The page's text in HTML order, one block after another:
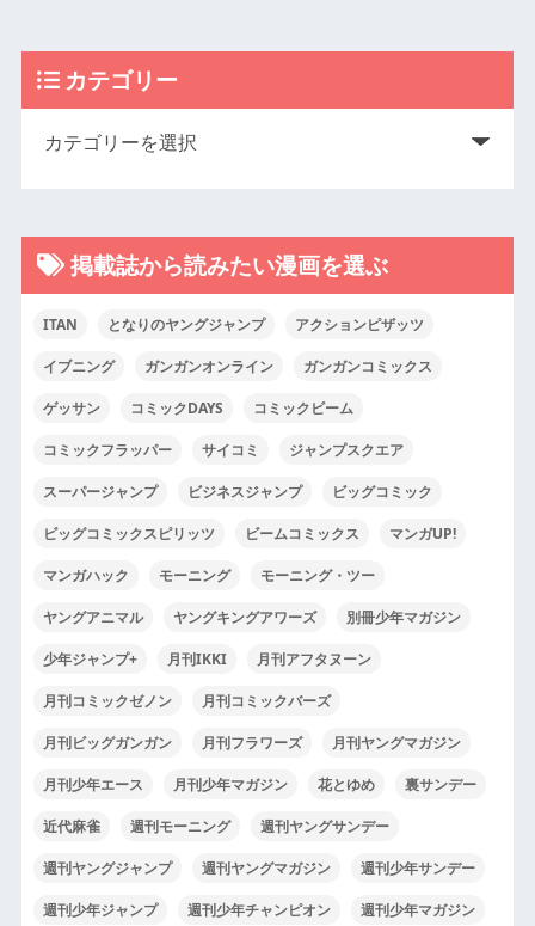
カテゴリー
掲載誌から読みたい漫画を選ぶ
ITAN となりのヤングジャンプ アクションピザッツ
イブニング ガンガンオンライン ガンガンコミックス
ゲッサン コミックDAYS コミックビーム
コミックフラッパー サイコミ ジャンプスクエア
スーパージャンプ ビジネスジャンプ ビッグコミック
ビッグコミックスピリッツ ビームコミックス マンガUP!
マンガハック モーニング モーニング・ツー
ヤングアニマル ヤングキングアワーズ 別冊少年マガジン
少年ジャンプ+ 月刊IKKI 月刊アフタヌーン
月刊コミックゼノン 月刊コミックバーズ
月刊ビッグガンガン 月刊フラワーズ 月刊ヤングマガジン
月刊少年エース 月刊少年マガジン 花とゆめ 裏サンデー
近代麻雀 週刊モーニング 週刊ヤングサンデー
週刊ヤングジャンプ 週刊ヤングマガジン 週刊少年サンデー
週刊少年ジャンプ 週刊少年チャンピオン 週刊少年マガジン